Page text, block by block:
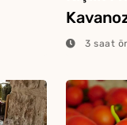
3 saat